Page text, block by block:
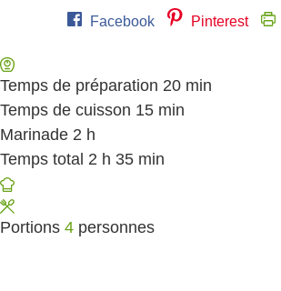
Facebook Pinterest
Temps de préparation 20 minutes
min
Temps de cuisson 15 minutes
min
Marinade 2 heures
h
Temps total 2 heures
h 35 minutes
min
Portions 4 personnes